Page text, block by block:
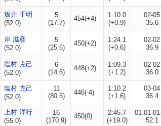
坂井 千明
(52.0)
5
(17.7)
454(+4)
1:10.0
(+0.9)
02-05
35.6
岸 滋彦
(52.0)
5
(25.6)
450(+2)
1:24.1
(+0.6)
02-02
36.9
塩村 克己
(52.0)
6
(14.6)
448(+2)
1:09.3
(+1.2)
02-02
36.0
塩村 克己
(52.0)
11
(80.5)
446(-4)
1:10.2
(+1.6)
03-04
36.4
上村 洋行
(55.0)
16
(170.9)
450(0)
2:45.7
(+19.0)
01-01-
52.1